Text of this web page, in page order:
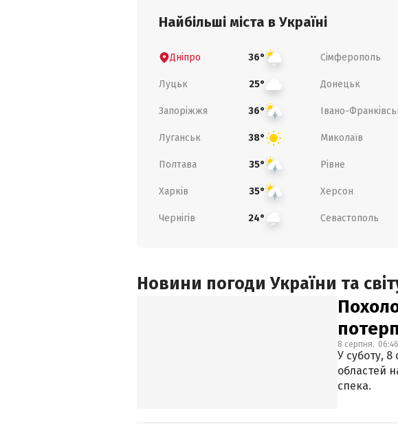
Найбільші міста в Україні
Дніпро 36° Сімферополь
Луцьк 25° Донецьк
Запоріжжя 36° Івано-
Луганськ 38° Миколаїв
Полтава 35° Рівне
Харків 35° Херсон
Чернігів 24° Севастополь
Новини погоди України та
8 серпня, 06:46
У суботу,
областей
спека.